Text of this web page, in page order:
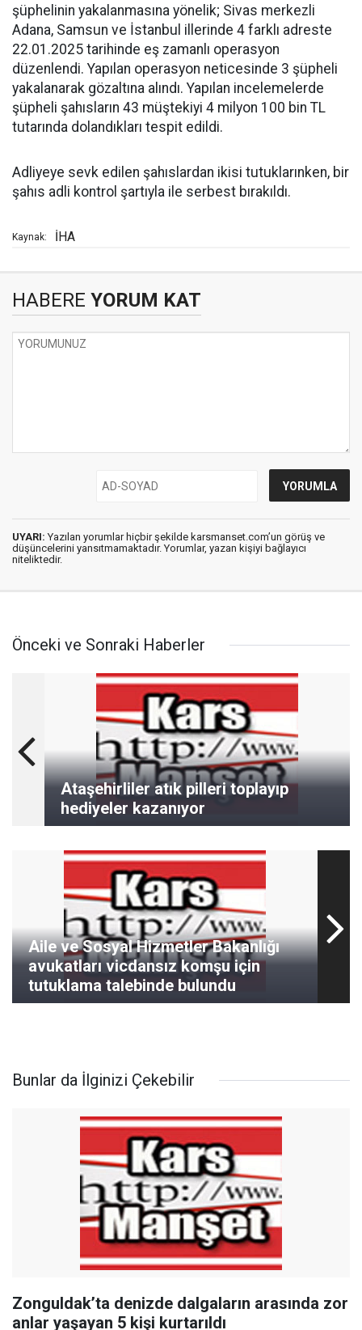
şüphelinin yakalanmasına yönelik; Sivas merkezli
Adana, Samsun ve İstanbul illerinde 4 farklı adreste
22.01.2025 tarihinde eş zamanlı operasyon
düzenlendi. Yapılan operasyon neticesinde 3 şüpheli
yakalanarak gözaltına alındı. Yapılan incelemelerde
şüpheli şahısların 43 müştekiyi 4 milyon 100 bin TL
tutarında dolandıkları tespit edildi.
Adliyeye sevk edilen şahıslardan ikisi tutuklarınken, bir
şahıs adli kontrol şartıyla ile serbest bırakıldı.
Kaynak: İHA
HABERE YORUM KAT
UYARI: Yazılan yorumlar hiçbir şekilde karsmanset.com’un görüş ve
düşüncelerini yansıtmamaktadır. Yorumlar, yazan kişiyi bağlayıcı
niteliktedir.
Önceki ve Sonraki Haberler
Ataşehirliler atık pilleri toplayıp
hediyeler kazanıyor
Aile ve Sosyal Hizmetler Bakanlığı
avukatları vicdansız komşu için
tutuklama talebinde bulundu
Bunlar da İlginizi Çekebilir
Zonguldak’ta denizde dalgaların arasında zor
anlar yaşayan 5 kişi kurtarıldı